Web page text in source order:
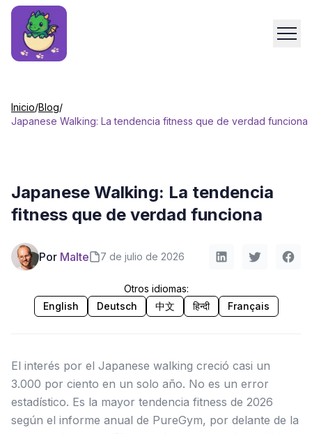
Inicio/Blog/
Japanese Walking: La tendencia fitness que de verdad funciona
Japanese Walking: La tendencia
fitness que de verdad funciona
Por Malte 7 de julio de 2026
Otros idiomas:
English
Deutsch 中文 हिन्दी Français
El interés por el Japanese walking creció casi un
3.000 por ciento en un solo año. No es un error
estadístico. Es la mayor tendencia fitness de 2026
según el informe anual de PureGym, por delante de la